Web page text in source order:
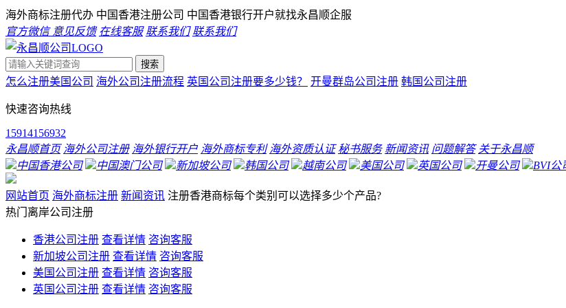
海外商标注册代办 中国香港注册公司 中国香港银行开户就找永昌顺企服
官方微信 意见反馈 在线客服 联系我们 联系我们
搜索
怎么注册美国公司 海外公司注册流程 英国公司注册要多少钱？ 开曼群岛公司注册 韩国公司注册
快速咨询热线
15914156932
永昌顺首页 海外公司注册 海外银行开户 海外商标专利 海外资质认证 秘书服务 新闻资讯 问题解答 关于永昌顺
中国香港公司
中国澳门公司 新加坡公司 韩国公司 越南公司 美国公司 英国公司 开曼公司 BVI公
网站首页 海外商标注册 新闻资讯 注册香港商标每个类别可以选择多少个产品?
热门离岸公司注册
香港公司注册 查看详情 咨询客服
新加坡公司注册 查看详情 咨询客服
美国公司注册 查看详情 咨询客服
英国公司注册 查看详情 咨询客服